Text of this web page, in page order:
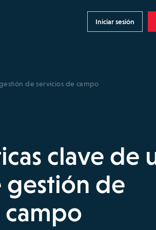
Iniciar sesión
de servicios de campo
clave de
de